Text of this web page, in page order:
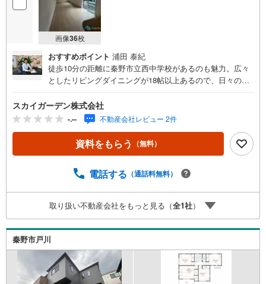
画像36枚
おすすめポイント 浦田 泰紀
徒歩10分の距離に秦野市立西中学校があるのも魅力。広々
としたリビングダイニングが18帖以上あるので、日々の生
外に干したくない日でも浴室乾燥機を利用すれば効率よく
カラッと乾きます。毎日履く大切な靴だからこそ玄関収納
にしまいたいですよね。デザイン性のあるシステムキッチ
ン付きなので、キッチンがお洒落なスペースになっていま
す。建物面積96.38平米なので、家族向けです。防犯カメラ
スカイガーデン株式会社
-.-- 不動産会社レビュー 2件
資料をもらう （無料）
電話する （通話料無料）
取り扱い不動産会社をもっと見る（全1社）
秦野市戸川